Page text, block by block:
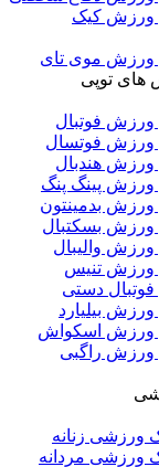
ورزش کیک
ورزش موی تای
های توپی
ورزش فوتبال
ورزش فوتسال
ورزش هندبال
ورزش پینگ پنگ
ورزش بدمینتون
ورزش بسکتبال
ورزش والیبال
ورزش تنیس
فوتبال دستی
بیلیارد
ورزش اسکواش
ورزش راگبی
ورزشی زنانه
ورزشی مردانه